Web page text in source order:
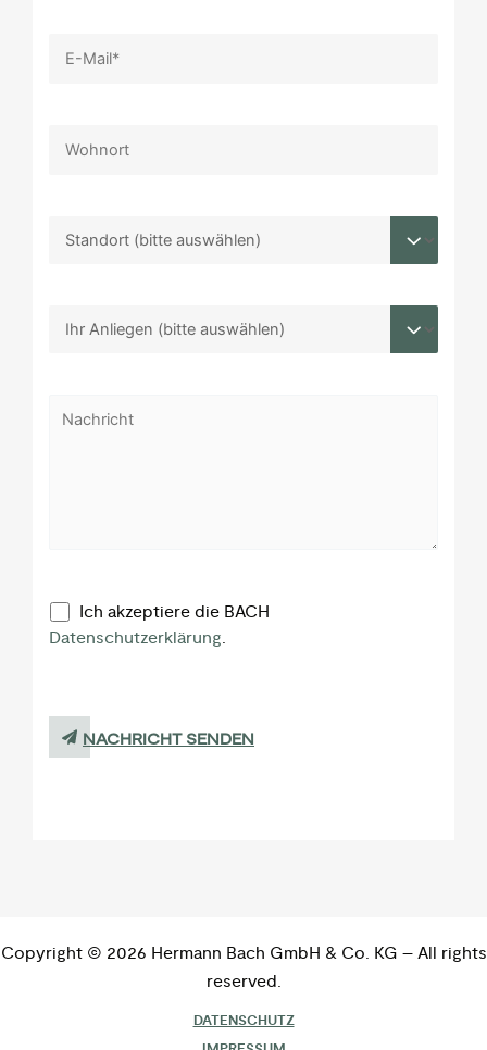
Ich akzeptiere die BACH
Datenschutzerklärung.
NACHRICHT SENDEN
Copyright © 2026 Hermann Bach GmbH & Co. KG – All rights
reserved.
DATENSCHUTZ